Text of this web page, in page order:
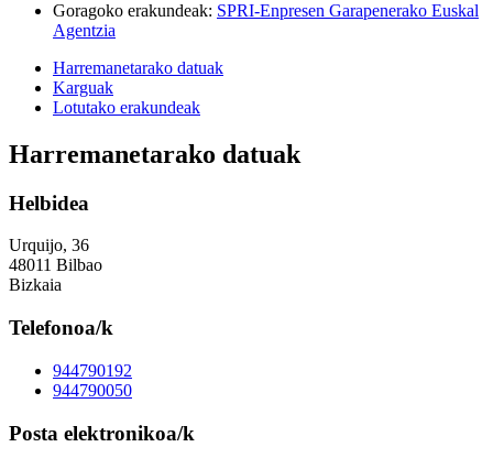
Goragoko erakundeak: SPRI-Enpresen Garapenerako Euskal
Agentzia
Harremanetarako datuak
Karguak
Lotutako erakundeak
Harremanetarako datuak
Helbidea
Urquijo, 36
48011 Bilbao
Bizkaia
Telefonoa/k
944790192
944790050
Posta elektronikoa/k